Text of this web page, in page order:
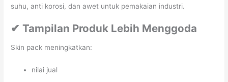
suhu, anti korosi, dan awet untuk pemakaian industri.
✔ Tampilan Produk Lebih Menggoda
Skin pack meningkatkan:
nilai jual